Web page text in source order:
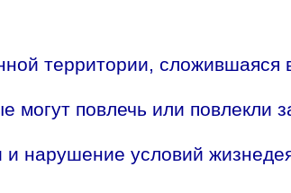
территории, сложившаяся
могут повлечь или повлекли
нарушение условий